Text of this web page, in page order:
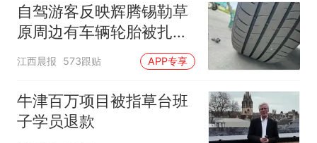
自驾游客反映辉腾锡勒草
原周边有车辆轮胎被扎，
修理店铺换胎价格高达千
元，官方发布情况通报
江西晨报 573跟贴 APP专享
牛津百万项目被指草台班
子学员退款